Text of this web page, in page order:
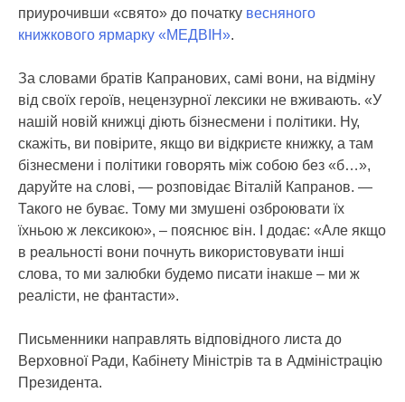
приурочивши «свято» до початку весняного
книжкового ярмарку «МЕДВІН».
За словами братів Капранових, самі вони, на відміну
від своїх героїв, нецензурної лексики не вживають. «У
нашій новій книжці діють бізнесмени і політики. Ну,
скажіть, ви повірите, якщо ви відкриєте книжку, а там
бізнесмени і політики говорять між собою без «б…»,
даруйте на слові, — розповідає Віталій Капранов. —
Такого не буває. Тому ми змушені озброювати їх
їхньою ж лексикою», – пояснює він. І додає: «Але якщо
в реальності вони почнуть використовувати інші
слова, то ми залюбки будемо писати інакше – ми ж
реалісти, не фантасти».
Письменники направлять відповідного листа до
Верховної Ради, Кабінету Міністрів та в Адміністрацію
Президента.